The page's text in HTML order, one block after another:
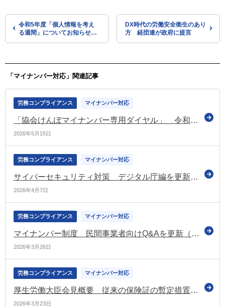
令和5年度「個人情報を考え
る週間」についてお知らせ
DX時代の労働安全衛生のあり
方 経団連が政府に提言
「マイナンバー対応」関連記事
労務コンプライアンス マイナンバー対応
「協会けんぽマイナンバー専用ダイヤル」 令和8年5月29日で終了（協会けんぽ）
2026年5月15日
労務コンプライアンス マイナンバー対応
サイバーセキュリティ対策 デジタル庁編を更新（令和8年4月7日更新）
2026年4月7日
労務コンプライアンス マイナンバー対応
マイナンバー制度 民間事業者向けQ&Aを更新（令和8年3月）（デジ庁）
2026年3月26日
労務コンプライアンス マイナンバー対応
厚生労働大臣会見概要 従来の保険証の暫定措置に関する質疑に「期限を7月末まで延長したいと考えている」と応答（令和8年3月19日）
2026年3月23日